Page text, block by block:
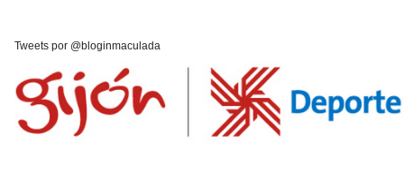
Tweets por @bloginmaculada